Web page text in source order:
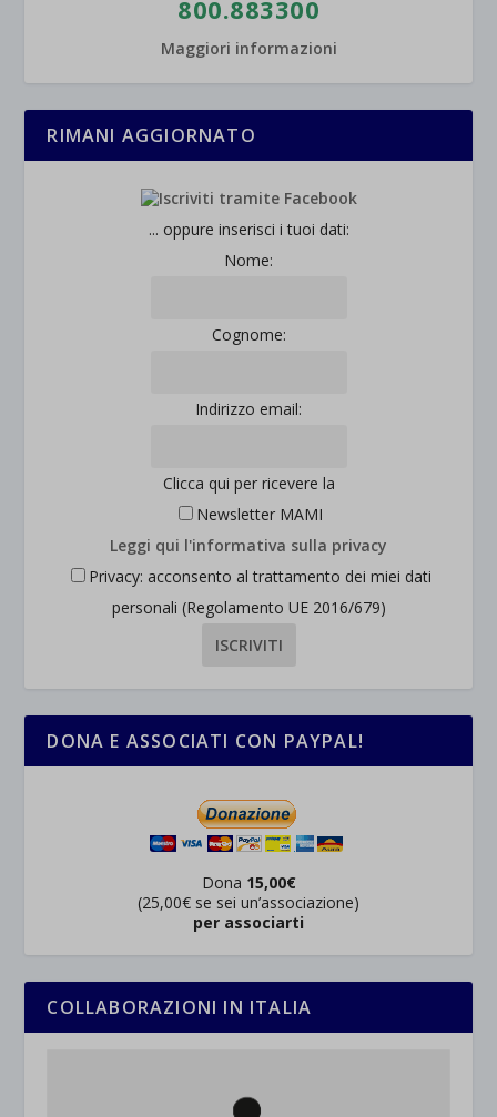
800.883300
Maggiori informazioni
RIMANI AGGIORNATO
... oppure inserisci i tuoi dati:
Nome:
Cognome:
Indirizzo email:
Clicca qui per ricevere la
Newsletter MAMI
Leggi qui l'informativa sulla privacy
Privacy: acconsento al trattamento dei miei dati
personali (Regolamento UE 2016/679)
DONA E ASSOCIATI CON PAYPAL!
Dona 15,00€
(25,00€ se sei un’associazione)
per associarti
COLLABORAZIONI IN ITALIA